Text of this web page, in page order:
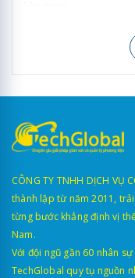
Thiết bị này được thiết
Định vị
xác.
Ghi nhận
Truyền dữ
phục vụ
CÔNG TY TNHH DỊCH VỤ
thành lập từ năm 2011,
từng bước khẳng định vị
Nam.
Với đội ngũ gần 60 nhân
TechGlobal quy tụ nguồn